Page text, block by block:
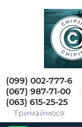
(099) 002-777-6
(067) 987-71-00
(063) 615-25-25
Тримаймося